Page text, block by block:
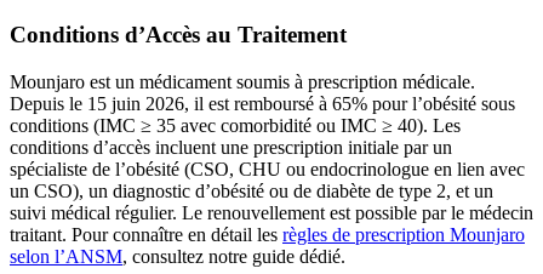
Conditions d’Accès au Traitement
Mounjaro est un médicament soumis à prescription médicale.
Depuis le 15 juin 2026, il est remboursé à 65% pour l’obésité sous
conditions (IMC ≥ 35 avec comorbidité ou IMC ≥ 40). Les
conditions d’accès incluent une prescription initiale par un
spécialiste de l’obésité (CSO, CHU ou endocrinologue en lien avec
un CSO), un diagnostic d’obésité ou de diabète de type 2, et un
suivi médical régulier. Le renouvellement est possible par le médecin
traitant. Pour connaître en détail les règles de prescription Mounjaro
selon l’ANSM, consultez notre guide dédié.